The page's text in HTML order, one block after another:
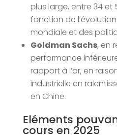
plus large, entre 34 et
fonction de
mondiale et des
Goldman Sachs, en
performance
rapport à l’or, en
industrielle en
en Chine.
Eléments
cours en 2025